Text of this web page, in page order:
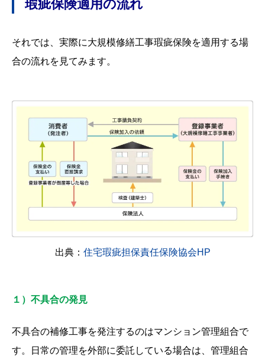
瑕疵保険適用の流れ
それでは、実際に大規模修繕工事瑕疵保険を適用する場
合の流れを見てみます。
出典： 住宅瑕疵担保責任保険協会HP
１）不具合の発見
不具合の補修工事を発注するのはマンション管理組合で
す。日常の管理を外部に委託している場合は、管理組合